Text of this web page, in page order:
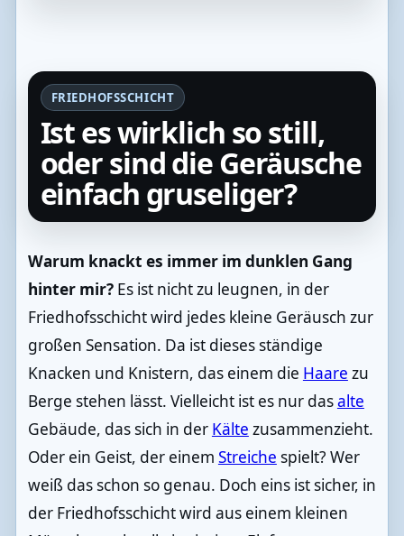
FRIEDHOFSSCHICHT
Ist es wirklich so still,
oder sind die Geräusche
einfach gruseliger?
Warum knackt es immer im dunklen Gang
hinter mir? Es ist nicht zu leugnen, in der
Friedhofsschicht wird jedes kleine Geräusch zur
großen Sensation. Da ist dieses ständige
Knacken und Knistern, das einem die Haare zu
Berge stehen lässt. Vielleicht ist es nur dasalte
Gebäude, das sich in der Kälte zusammenzieht.
Oder ein Geist, der einem Streiche spielt? Wer
weiß das schon so genau. Doch eins ist sicher, in
der Friedhofsschicht wird aus einem kleinen